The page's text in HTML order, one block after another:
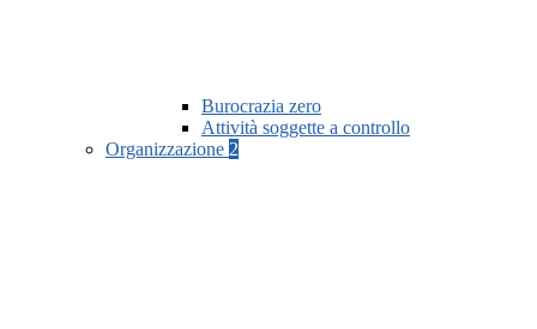
Burocrazia zero
Attività soggette a controllo
Organizzazione 2